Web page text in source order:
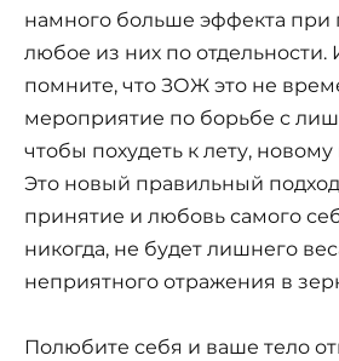
намного больше эффекта при
любое из них по отдельности.
помните, что ЗОЖ это не
мероприятие по борьбе с
чтобы похудеть к лету,
Это новый правильный
принятие и любовь самого
никогда, не будет лишнего
неприятного отражения в
Полюбите себя и ваше тело